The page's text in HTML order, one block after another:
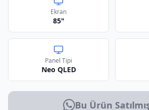
Ekran
85"
Panel Tipi
Neo QLED
Bu Ürün